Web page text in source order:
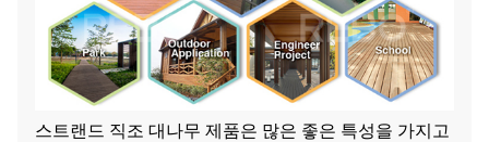
스트랜드 직조 대나무 제품은 많은 좋은 특성을 가지고